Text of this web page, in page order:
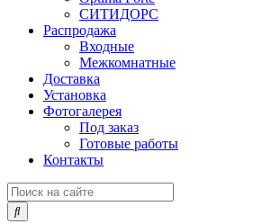
СИТИДОРС
Распродажа
Входные
Межкомнатные
Доставка
Установка
Фотогалерея
Под заказ
Готовые работы
Контакты